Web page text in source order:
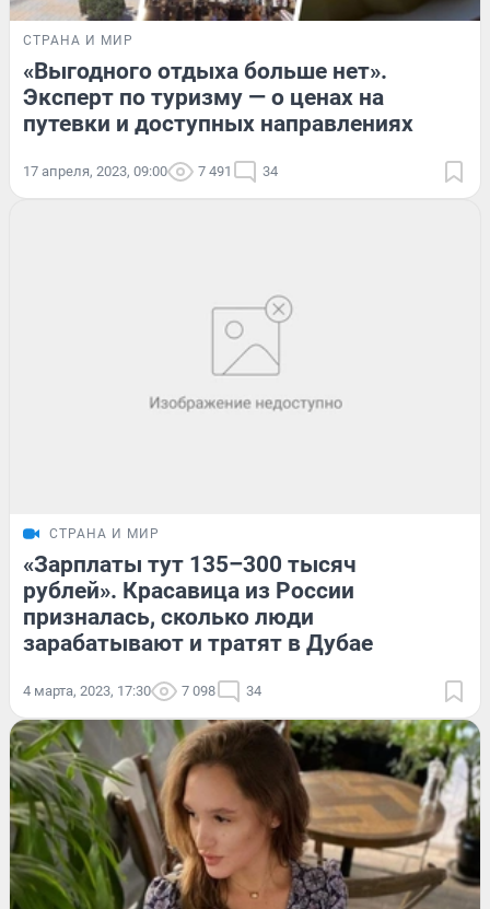
СТРАНА И МИР
«Выгодного отдыха больше нет».
Эксперт по туризму — о ценах на
путевки и доступных направлениях
17 апреля, 2023, 09:00 7 491 34
СТРАНА И МИР
«Зарплаты тут 135–300 тысяч
рублей». Красавица из России
призналась, сколько люди
зарабатывают и тратят в Дубае
4 марта, 2023, 17:30 7 098 34